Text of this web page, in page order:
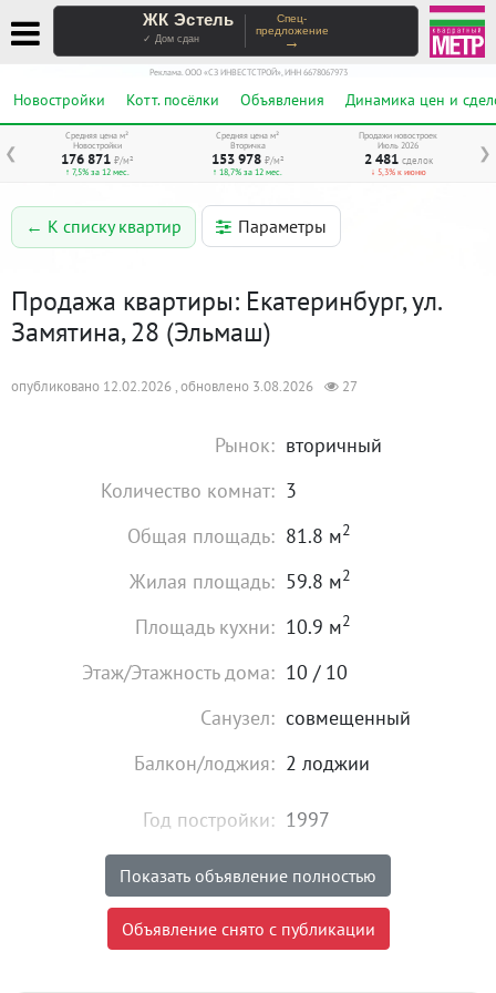
ЖК Эстель
✓ Дом сдан
Спец-
предложение
→
Реклама. ООО «СЗ ИНВЕСТСТРОЙ», ИНН 6678067973
Новостройки Котт. посёлки Объявления Динамика цен и
❮ ❯
Средняя цена м²
Новостройки
176 871 ₽/м²
↑ 7,5% за 12 мес.
Средняя цена м²
Вторичка
153 978 ₽/м²
↑ 18,7% за 12 мес.
Продажи новостроек
Июль 2026
2 481 сделок
↓ 5,3% к июню
← К списку квартир Параметры
Продажа квартиры: Екатеринбург, ул.
Замятина, 28 (Эльмаш)
опубликовано 12.02.2026 , обновлено 3.08.2026 27
Рынок: вторичный
Количество комнат: 3
Общая площадь: 81.8 м2
Жилая площадь: 59.8 м2
Площадь кухни: 10.9 м2
Этаж/Этажность дома: 10 / 10
Санузел: совмещенный
Балкон/лоджия: 2 лоджии
Год постройки: 1997
Состояние: плохое
Показать объявление полностью
Объявление снято с публикации